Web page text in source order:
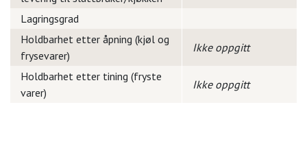
Lagringsgrad
Holdbarhet etter åpning (kjøl og
frysevarer)
Ikke oppgitt
Holdbarhet etter tining (fryste
varer)
Ikke oppgitt